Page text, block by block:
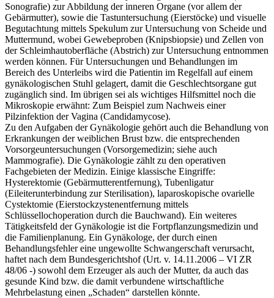
Sonografie) zur Abbildung der inneren Organe (vor allem der
Gebärmutter), sowie die Tastuntersuchung (Eierstöcke) und visuelle
Begutachtung mittels Spekulum zur Untersuchung von Scheide und
Muttermund, wobei Gewebeproben (Knipsbiopsie) und Zellen von
der Schleimhautoberfläche (Abstrich) zur Untersuchung entnommen
werden können. Für Untersuchungen und Behandlungen im
Bereich des Unterleibs wird die Patientin im Regelfall auf einem
gynäkologischen Stuhl gelagert, damit die Geschlechtsorgane gut
zugänglich sind. Im übrigen sei als wichtiges Hilfsmittel noch die
Mikroskopie erwähnt: Zum Beispiel zum Nachweis einer
Pilzinfektion der Vagina (Candidamycose).
Zu den Aufgaben der Gynäkologie gehört auch die Behandlung von
Erkrankungen der weiblichen Brust bzw. die entsprechenden
Vorsorgeuntersuchungen (Vorsorgemedizin; siehe auch
Mammografie). Die Gynäkologie zählt zu den operativen
Fachgebieten der Medizin. Einige klassische Eingriffe:
Hysterektomie (Gebärmutterentfernung), Tubenligatur
(Eileiterunterbindung zur Sterilisation), laparoskopische ovarielle
Cystektomie (Eierstockzystenentfernung mittels
Schlüssellochoperation durch die Bauchwand). Ein weiteres
Tätigkeitsfeld der Gynäkologie ist die Fortpflanzungsmedizin und
die Familienplanung. Ein Gynäkologe, der durch einen
Behandlungsfehler eine ungewollte Schwangerschaft verursacht,
haftet nach dem Bundesgerichtshof (Urt. v. 14.11.2006 – VI ZR
48/06 -) sowohl dem Erzeuger als auch der Mutter, da auch das
gesunde Kind bzw. die damit verbundene wirtschaftliche
Mehrbelastung einen „Schaden“ darstellen könnte.